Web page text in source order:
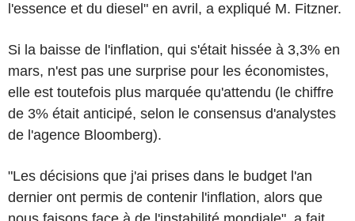
l'essence et du diesel" en avril, a expliqué M. Fitzner.
Si la baisse de l'inflation, qui s'était hissée à 3,3% en
mars, n'est pas une surprise pour les économistes,
elle est toutefois plus marquée qu'attendu (le chiffre
de 3% était anticipé, selon le consensus d'analystes
de l'agence Bloomberg).
"Les décisions que j'ai prises dans le budget l'an
dernier ont permis de contenir l'inflation, alors que